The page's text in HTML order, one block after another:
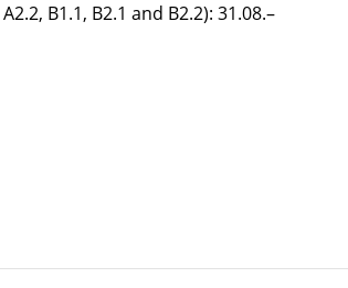
B1.1, B2.1 and B2.2): 31.08.–